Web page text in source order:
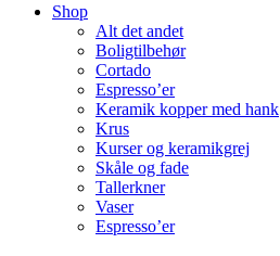
Shop
Alt det andet
Boligtilbehør
Cortado
Espresso’er
Keramik kopper med hank
Krus
Kurser og keramikgrej
Skåle og fade
Tallerkner
Vaser
Espresso’er